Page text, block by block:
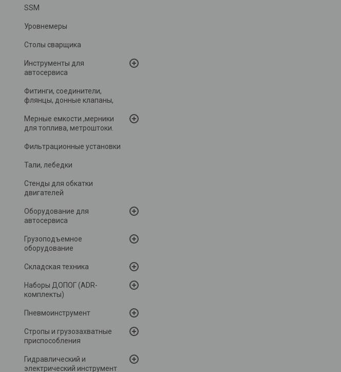
SSM
Уровнемеры
Столы сварщика
Инструменты для
автосервиса
Фитинги, соединители,
флянцы, донные клапаны,
Мерные емкости ,мерники
для топлива, метроштоки.
Фильтрационные установки
Тали, лебедки
Стенды для обкатки
двигателей
Оборудование для
автосервиса
Грузоподъемное
оборудование
Складская техника
Наборы ДОПОГ (ADR-
комплекты)
Пневмоинструмент
Стропы и грузозахватные
приспособления
Гидравлический и
электрический инструмент